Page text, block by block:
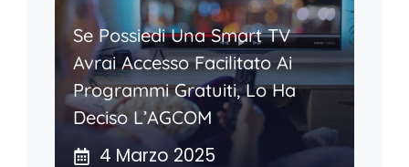
Se Possiedi Una Smart TV
Avrai Accesso Facilitato Ai
Programmi Gratuiti, Lo Ha
Deciso L’AGCOM
4 Marzo 2025